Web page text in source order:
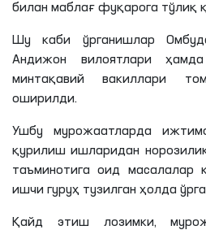
билан маблағ фуқарога тўлиқ
Шу каби ўрганишлар
Андижон вилоятлари
минтақавий вакиллари
оширилди.
Ушбу мурожаатларда
қурилиш ишларидан
таъминотига оид масалалар
ишчи гуруҳ тузилган ҳолда
Қайд этиш лозимки,